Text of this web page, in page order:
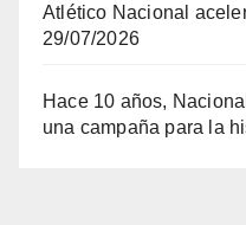
Atlético Nacional
29/07/2026
Hace 10 años,
una campaña para la